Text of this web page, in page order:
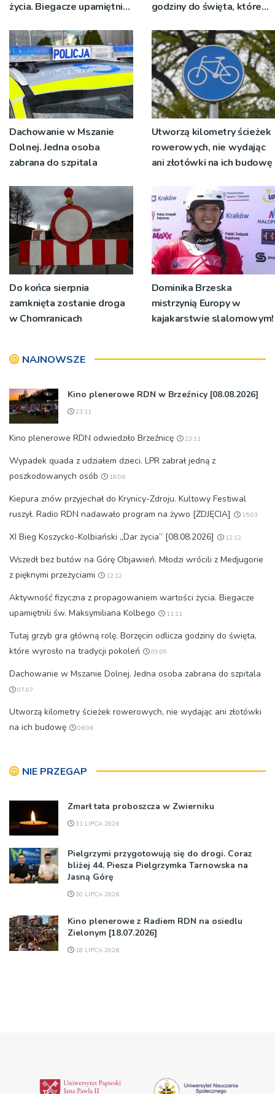
życia. Biegacze upamiętnili
godziny do święta, które
pokoleń
Dachowanie w Mszanie
Dolnej. Jedna osoba
zabrana do szpitala
Utworzą kilometry ścieżek
rowerowych, nie wydając
ani złotówki na ich budowę
Do końca sierpnia
zamknięta zostanie droga
w Chomranicach
Dominika Brzeska
mistrzynią Europy w
kajakarstwie slalomowym!
NAJNOWSZE
Kino plenerowe RDN w Brzeźnicy [08.08.2026]
23:11
Kino plenerowe RDN odwiedziło Brzeźnicę 23:11
Wypadek quada z udziałem dzieci. LPR zabrał jedną z
poszkodowanych osób
18:06
Kiepura znów przyjechał do Krynicy-Zdroju. Kultowy Festiwal
ruszył. Radio RDN nadawało program na żywo [ZDJĘCIA]
15:03
XI Bieg Koszycko-Kolbiański „Dar życia” [08.08.2026] 12:12
Wszedł bez butów na Górę Objawień. Młodzi wrócili z Medjugorie
z pięknymi przeżyciami
12:12
Aktywność fizyczna z propagowaniem wartości życia. Biegacze
upamiętnili św. Maksymiliana Kolbego
11:11
Tutaj grzyb gra główną rolę. Borzęcin odlicza godziny do święta,
które wyrosło na tradycji pokoleń
09:09
Dachowanie w Mszanie Dolnej. Jedna osoba zabrana do szpitala
07:07
Utworzą kilometry ścieżek rowerowych, nie wydając ani złotówki
na ich budowę
06:06
NIE PRZEGAP
Zmarł tata proboszcza w Zwierniku
31 LIPCA 2026
Pielgrzymi przygotowują się do drogi. Coraz
bliżej 44. Piesza Pielgrzymka Tarnowska na
Jasną Górę
30 LIPCA 2026
Kino plenerowe z Radiem RDN na osiedlu
Zielonym [18.07.2026]
18 LIPCA 2026